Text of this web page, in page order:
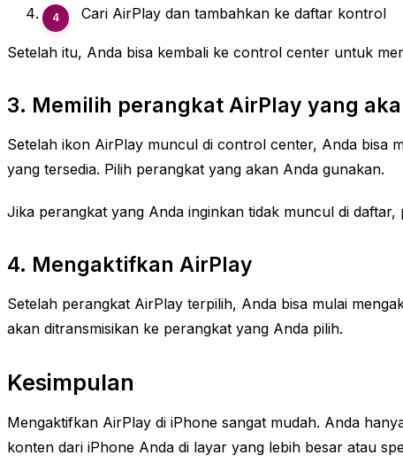
Cari AirPlay dan tambahkan ke daftar kontrol
Setelah itu, Anda bisa kembali ke control center untuk
3. Memilih perangkat AirPlay yang
Setelah ikon AirPlay muncul di control center, Anda bisa
yang tersedia. Pilih perangkat yang akan Anda gunakan.
Jika perangkat yang Anda inginkan tidak muncul di
4. Mengaktifkan AirPlay
Setelah perangkat AirPlay terpilih, Anda bisa mulai
akan ditransmisikan ke perangkat yang Anda pilih.
Kesimpulan
Mengaktifkan AirPlay di iPhone sangat mudah. Anda
konten dari iPhone Anda di layar yang lebih besar atau